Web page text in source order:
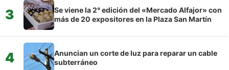
3
Se viene la 2° edición del «Mercado Alfajor» con
más de 20 expositores en la Plaza San Martín
4
Anuncian un corte de luz para reparar un cable
subterráneo